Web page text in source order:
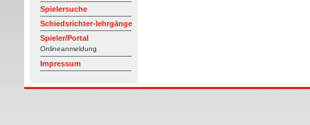
Spielersuche
Schiedsrichter-lehrgänge
Spieler/Portal
Onlineanmeldung
Impressum